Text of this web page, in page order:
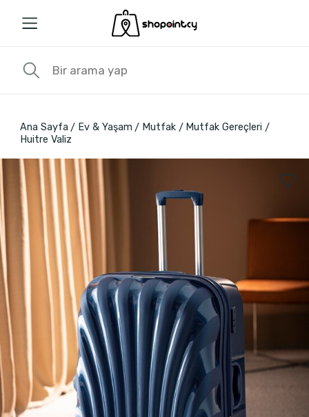
Ana Sayfa Ev & Yaşam Mutfak
Mutfak Gereçleri
Huitre Valiz